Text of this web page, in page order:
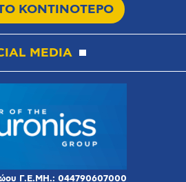
ΚΟΝΤΙΝΟΤΕΡΟ
MEDIA